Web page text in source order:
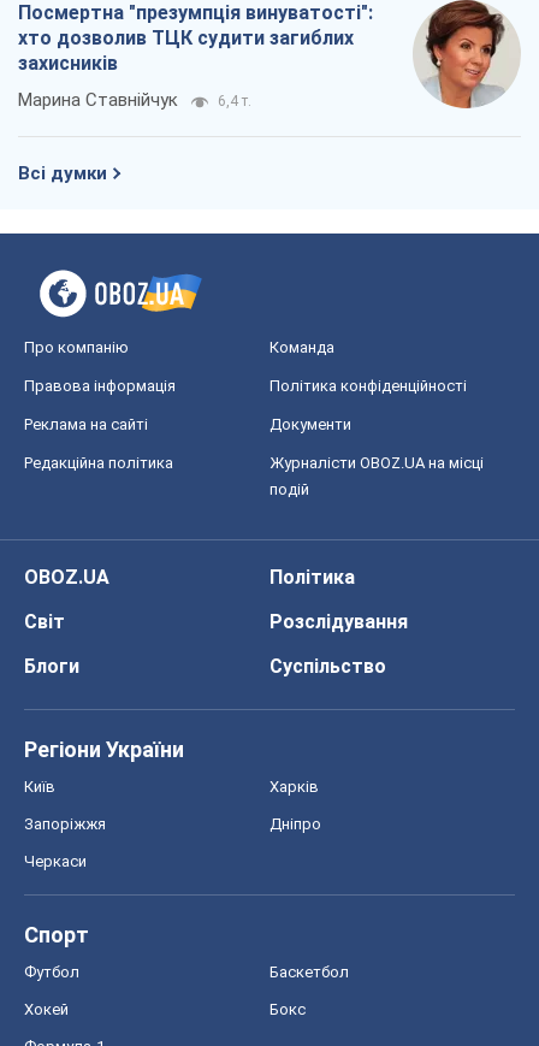
Посмертна "презумпція винуватості":
хто дозволив ТЦК судити загиблих
захисників
Марина Ставнійчук 6,4 т.
Всі думки
Про компанію Команда
Правова інформація Політика конфіденційності
Реклама на сайті Документи
Редакційна політика
Журналісти OBOZ.UA на місці
подій
OBOZ.UA
Політика
Світ
Розслідування
Блоги
Суспільство
Регіони України
Київ Харків
Запоріжжя Дніпро
Черкаси
Спорт
Футбол Баскетбол
Хокей Бокс